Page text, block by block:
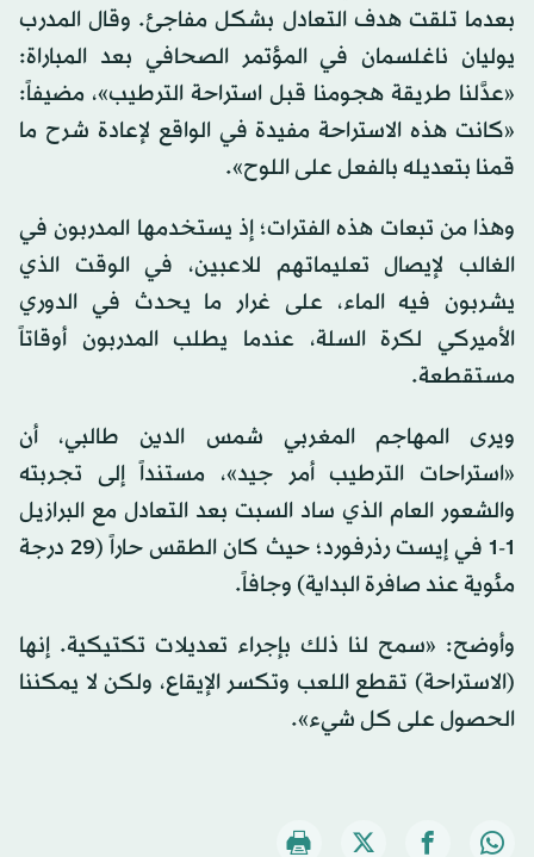
بعدما تلقت هدف التعادل بشكل مفاجئ. وقال المدرب
يوليان ناغلسمان في المؤتمر الصحافي بعد المباراة:
«عدَّلنا طريقة هجومنا قبل استراحة الترطيب»، مضيفاً:
«كانت هذه الاستراحة مفيدة في الواقع لإعادة شرح ما
قمنا بتعديله بالفعل على اللوح».
وهذا من تبعات هذه الفترات؛ إذ يستخدمها المدربون في
الغالب لإيصال تعليماتهم للاعبين، في الوقت الذي
يشربون فيه الماء، على غرار ما يحدث في الدوري
الأميركي لكرة السلة، عندما يطلب المدربون أوقاتاً
مستقطعة.
ويرى المهاجم المغربي شمس الدين طالبي، أن
«استراحات الترطيب أمر جيد»، مستنداً إلى تجربته
والشعور العام الذي ساد السبت بعد التعادل مع البرازيل
1-1 في إيست رذرفورد؛ حيث كان الطقس حاراً (29 درجة
مئوية عند صافرة البداية) وجافاً.
وأوضح: «سمح لنا ذلك بإجراء تعديلات تكتيكية. إنها
(الاستراحة) تقطع اللعب وتكسر الإيقاع، ولكن لا يمكننا
الحصول على كل شيء».